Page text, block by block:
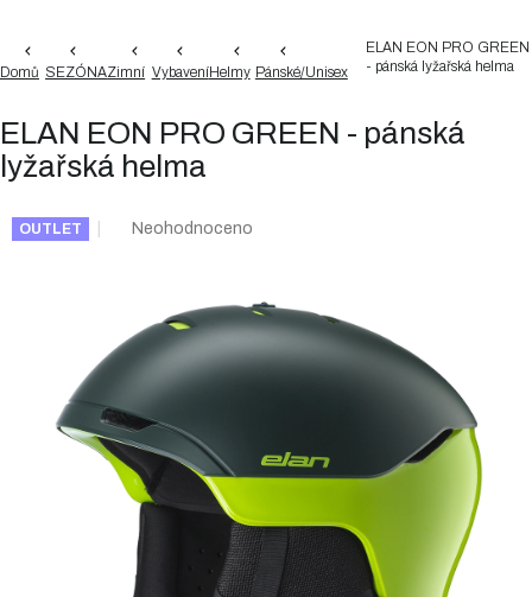
Domů SEZÓNAZimní VybaveníHelmy Pánské/Unisex
ELAN EON PRO GREEN
- pánská lyžařská helma
ELAN EON PRO GREEN - pánská
lyžařská helma
OUTLET
Průměrné
z
hvězdiček.
Neohodnoceno